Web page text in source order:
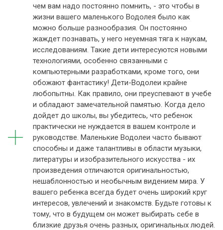
чем вам надо постоянно помнить, - это чтобы в
жизни вашего маленького Водолея было как
можно больше разнообразия. Он постоянно
жаждет познавать, у него неуемная тяга к наукам,
исследованиям. Такие дети интересуются новыми
технологиями, особенно связанными с
компьютерными разработками, кроме того, они
обожают фантастику! Дети-Водолеи крайне
любопытны. Как правило, они преуспевают в учебе
и обладают замечательной памятью. Когда дело
дойдет до школы, вы убедитесь, что ребенок
практически не нуждается в вашем контроле и
руководстве. Маленькие Водолеи часто бывают
способны и даже талантливы в области музыки,
литературы и изобразительного искусства - их
произведения отличаются оригинальностью,
нешаблонностью и необычным видением мира. У
вашего ребенка всегда будет очень широкий круг
интересов, увлечений и знакомств. Будьте готовы к
тому, что в будущем он может выбирать себе в
близкие друзья очень разных, оригинальных людей.